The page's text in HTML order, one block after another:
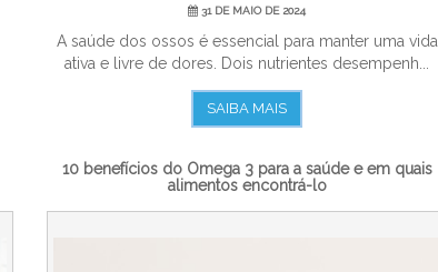
31 DE MAIO DE 2024
A saúde dos ossos é essencial para manter uma vida
ativa e livre de dores. Dois nutrientes desempenh...
SAIBA MAIS
10 benefícios do Ômega 3 para a saúde e em quais
alimentos encontrá-lo